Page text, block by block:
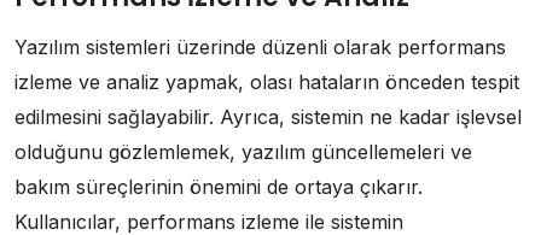
Yazılım sistemleri üzerinde düzenli olarak performans
izleme ve analiz yapmak, olası hataların önceden tespit
edilmesini sağlayabilir. Ayrıca, sistemin ne kadar işlevsel
olduğunu gözlemlemek, yazılım güncellemeleri ve
bakım süreçlerinin önemini de ortaya çıkarır.
Kullanıcılar, performans izleme ile sistemin